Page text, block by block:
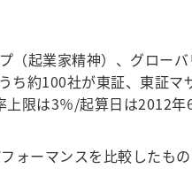
起業家精神）、グロー
約100社が東証、東証
限は3％/起算日は2012年6
ーマンスを比較したも